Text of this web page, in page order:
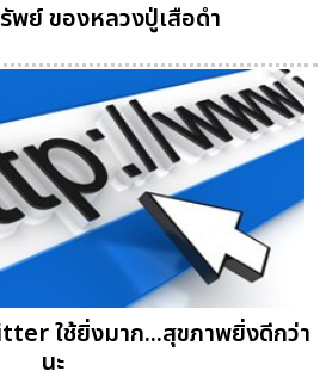
พย์ ของหลวงปู่เสือดำ
ใช้ยิ่งมาก...สุขภาพยิ่งดีกว่า
นะ